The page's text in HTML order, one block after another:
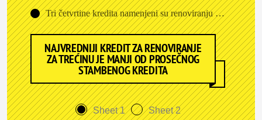
Tri četvrtine kredita namenjeni su renoviranju kuće
NAJVREDNIJI KREDIT ZA RENOVIRANJE
ZA TREĆINU JE MANJI OD PROSEČNOG
STAMBENOG KREDITA
Sheet 1 Sheet 2